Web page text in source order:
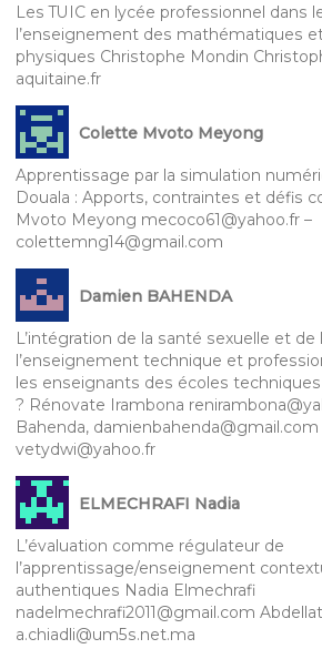
Les TUIC en lycée professionnel dans
l’enseignement des mathématiques
physiques Christophe Mondin
aquitaine.fr
Colette Mvoto Meyong
Apprentissage par la simulation
Douala : Apports, contraintes et défis
Mvoto Meyong mecoco61@yahoo.fr –
colettemng14@gmail.com
Damien BAHENDA
L’intégration de la santé sexuelle et
l’enseignement technique et
les enseignants des écoles
? Rénovate Irambona
Bahenda,
vetydwi@yahoo.fr
ELMECHRAFI Nadia
L’évaluation comme régulateur de
l’apprentissage/enseignement
authentiques Nadia Elmechrafi
nadelmechrafi2011@gmail.com
a.chiadli@um5s.net.ma